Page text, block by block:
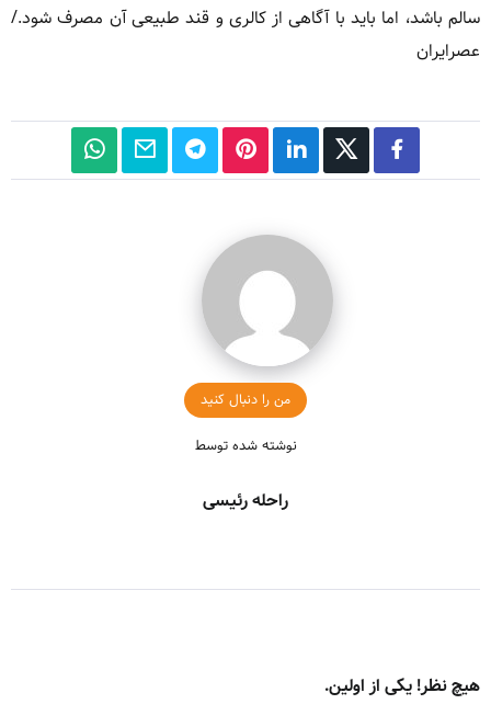
سالم باشد، اما باید با آگاهی از کالری و قند طبیعی آن مصرف شود./
عصرایران
من را دنبال کنید
نوشته شده توسط
راحله رئیسی
هیچ نظر! یکی از اولین.